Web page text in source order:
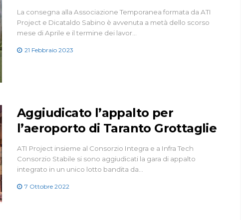
La consegna alla Associazione Temporanea formata da ATI
Project e Dicataldo Sabino è avvenuta a metà dello scorso
mese di Aprile e il termine dei lavor…
21 Febbraio 2023
Aggiudicato l’appalto per
l’aeroporto di Taranto Grottaglie
ATI Project insieme al Consorzio Integra e a Infra Tech
Consorzio Stabile si sono aggiudicati la gara di appalto
integrato in un unico lotto bandita da…
7 Ottobre 2022